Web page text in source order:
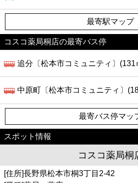
最寄駅マップ
コスコ薬局桐店の最寄バス停
追分〔松本市コミュニティ〕(131
中原町〔松本市コミュニティ〕
最寄バス停マッ
スポット情報
コスコ薬局桐
[住所]長野県松本市桐3丁目2-42